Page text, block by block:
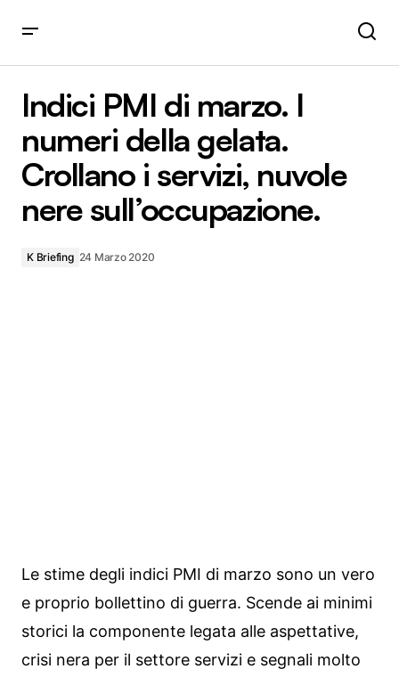
nuvole nere sull’occupazione.
Indici PMI di marzo. I
numeri della gelata.
Crollano i servizi, nuvole
nere sull’occupazione.
K Briefing 24 Marzo 2020
Le stime degli indici PMI di marzo sono un vero
e proprio bollettino di guerra. Scende ai minimi
storici la componente legata alle aspettative,
crisi nera per il settore servizi e segnali molto